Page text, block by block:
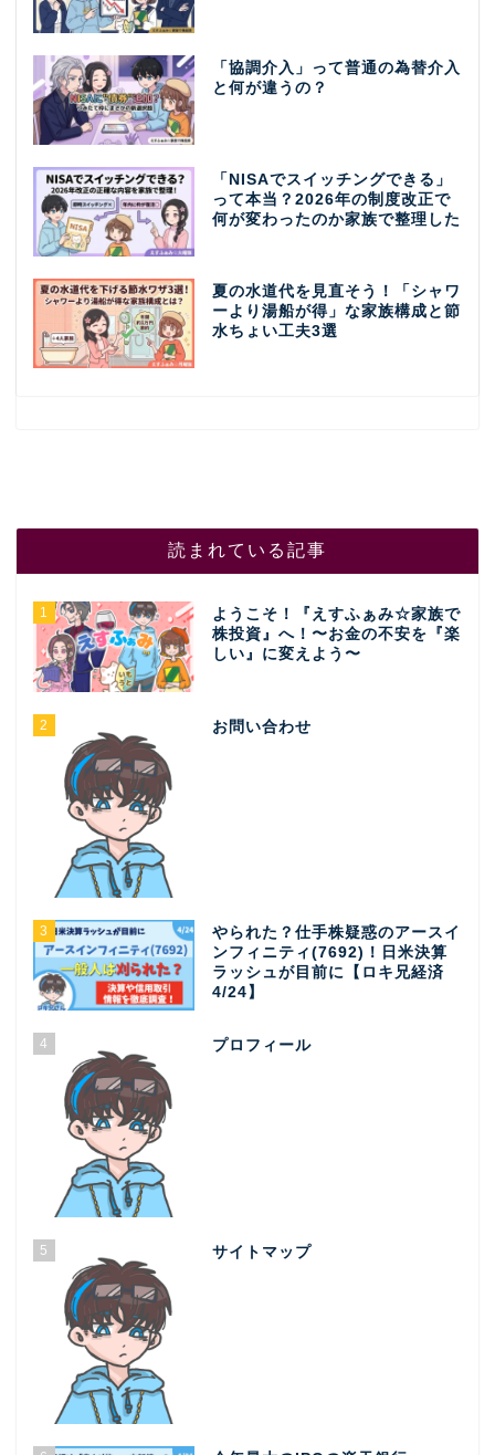
「協調介入」って普通の為替介入
と何が違うの？
「NISAでスイッチングできる」
って本当？2026年の制度改正で
何が変わったのか家族で整理した
夏の水道代を見直そう！「シャワ
ーより湯船が得」な家族構成と節
水ちょい工夫3選
読まれている記事
1
ようこそ！『えすふぁみ☆家族で
株投資』へ！〜お金の不安を『楽
しい』に変えよう〜
2 お問い合わせ
3
やられた？仕手株疑惑のアースイ
ンフィニティ(7692)！日米決算
ラッシュが目前に【ロキ兄経済
4/24】
4 プロフィール
5 サイトマップ